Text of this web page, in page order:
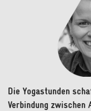
Die Yogastunden
Verbindung zwischen
Unglaublich - seit
Körperklang Yoga.
Im Unterricht ist
Entspannung und